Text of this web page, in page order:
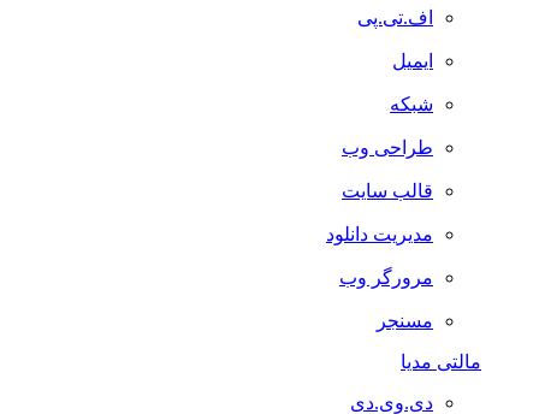
اف.تی.پی
ایمیل
شبکه
طراحی وب
قالب سایت
مدیریت دانلود
مرورگر وب
مسنجر
مالتی مدیا
دی.وی.دی